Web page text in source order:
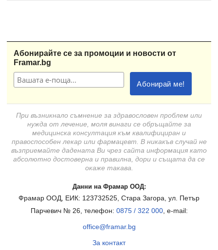
Абонирайте се за промоции и новости от
Framar.bg
При възникнало съмнение за здравословен проблем или
нужда от лечение, моля винаги се обръщайте за
медицинска консултация към квалифициран и
правоспособен лекар или фармацевт. В никакъв случай не
възприемайте дадената Ви чрез сайта информация като
абсолютно достоверна и правилна, дори и същата да се
окаже такава.
Данни на Фрамар ООД:
Фрамар ООД, ЕИК: 123732525, Стара Загора, ул. Петър
Парчевич № 26, телефон: 0875 / 322 000, e-mail:
office@framar.bg
За контакт